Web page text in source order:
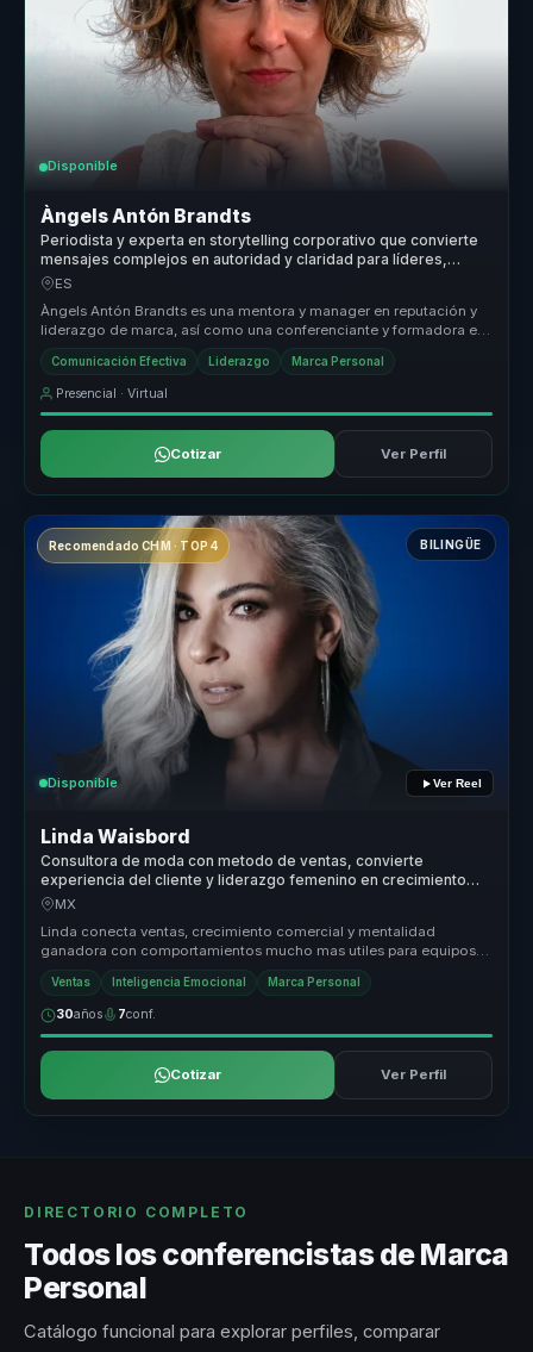
Disponible
Àngels Antón Brandts
Periodista y experta en storytelling corporativo que convierte
mensajes complejos en autoridad y claridad para líderes,
portavoces y organizaciones.
ES
Àngels Antón Brandts es una mentora y manager en reputación y
liderazgo de marca, así como una conferenciante y formadora en
comunicación...
Comunicación Efectiva Liderazgo Marca Personal
Presencial · Virtual
Cotizar Ver Perfil
Recomendado CHM · TOP 4 BILINGÜE
Disponible Ver Reel
Linda Waisbord
Consultora de moda con metodo de ventas, convierte
experiencia del cliente y liderazgo femenino en crecimiento
comercial para marcas.
MX
Linda conecta ventas, crecimiento comercial y mentalidad
ganadora con comportamientos mucho mas utiles para equipos
que necesitan sostene...
Ventas Inteligencia Emocional Marca Personal
30años 7conf.
Cotizar Ver Perfil
DIRECTORIO COMPLETO
Todos los conferencistas de Marca
Personal
Catálogo funcional para explorar perfiles, comparar